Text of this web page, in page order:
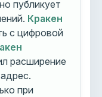
публикует
Кракен
с цифровой
расширение
при